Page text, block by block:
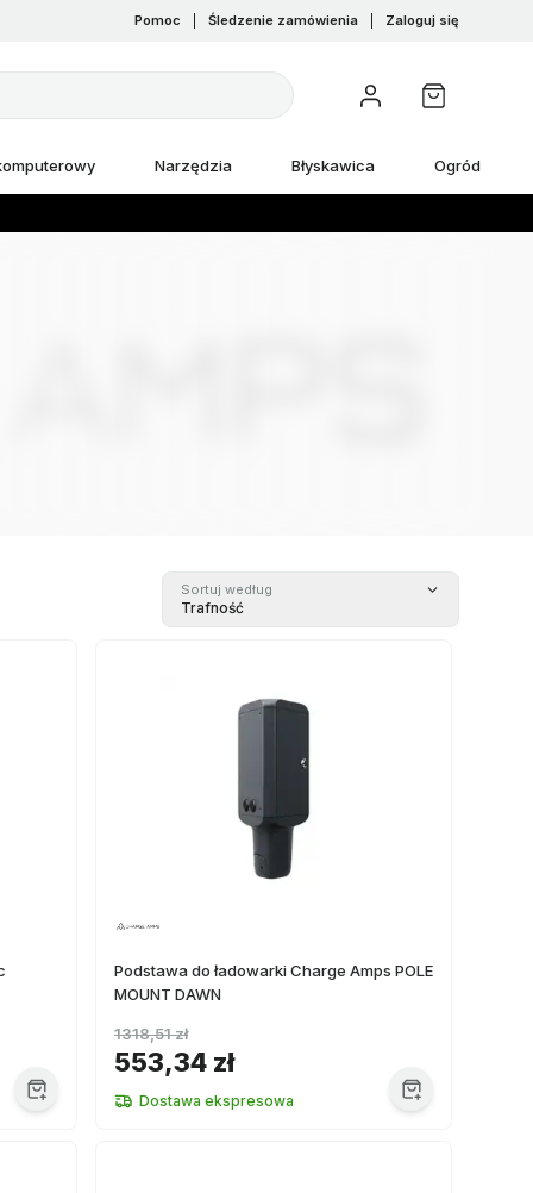
Pomoc Śledzenie zamówienia Zaloguj się
Narzędzia Błyskawica Ogród
Sortuj według
Trafność
Podstawa do ładowarki Charge Amps POLE
MOUNT DAWN
553,34 zł
1318,51 zł
Dostawa ekspresowa